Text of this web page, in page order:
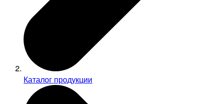
Каталог продукции